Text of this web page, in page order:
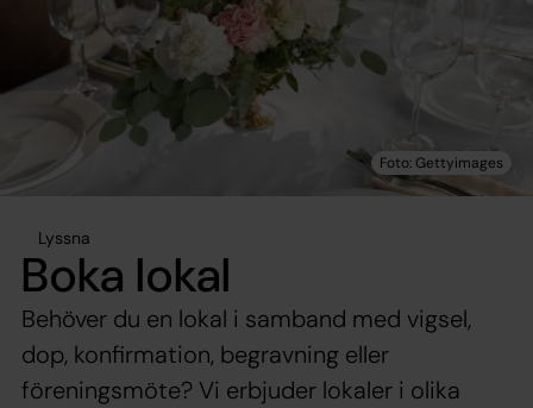
Lyssna
Boka lokal
Behöver du en lokal i samband med vigsel,
dop, konfirmation, begravning eller
föreningsmöte? Vi erbjuder lokaler i olika